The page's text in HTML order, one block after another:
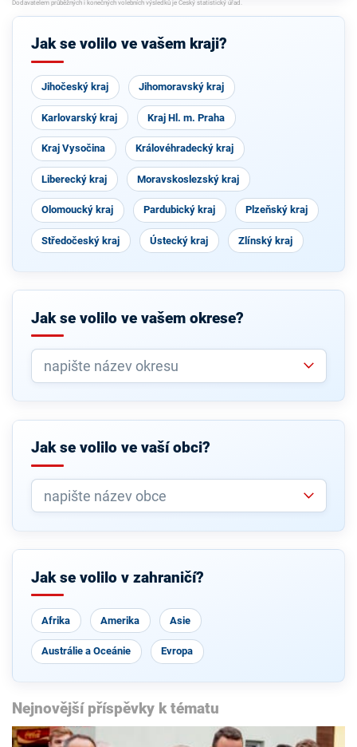
Jak se volilo ve vašem kraji?
Jihočeský kraj Jihomoravský kraj
Karlovarský kraj Kraj Hl. m. Praha
Kraj Vysočina Královéhradecký kraj
Liberecký kraj Moravskoslezský kraj
Olomoucký kraj Pardubický kraj Plzeňský kraj
Středočeský kraj Ústecký kraj Zlínský kraj
Jak se volilo ve vašem okrese?
Jak se volilo ve vaší obci?
Jak se volilo v zahraničí?
Afrika Amerika Asie
Austrálie a Oceánie Evropa
Nejnovější příspěvky k tématu